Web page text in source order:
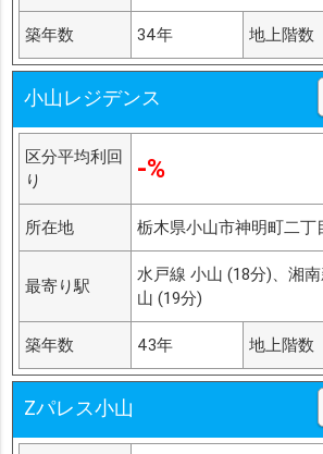
築年数 34年 地上階数
小山レジデンス
区分平均利回
り
-%
所在地 栃木県小山市神明町二丁
最寄り駅
水戸線 小山 (18分)、湘
山 (19分)
築年数 43年 地上階数
Zパレス小山